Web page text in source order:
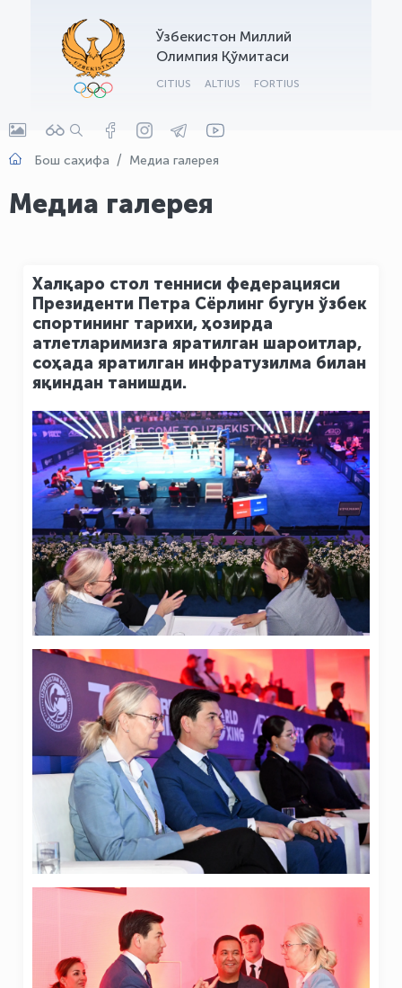
Ўзбекистон Миллий
Олимпия Қўмитаси
CITIUS ALTIUS FORTIUS
Бош саҳифа Медиа галерея
Медиа галерея
Халқаро стол тенниси федерацияси
Президенти Петра Сёрлинг бугун ўзбек
спортининг тарихи, ҳозирда
атлетларимизга яратилган шароитлар,
соҳада яратилган инфратузилма билан
яқиндан танишди.
OLYMPCHIK AI - yordamchi
Онлайн · olympic.uz